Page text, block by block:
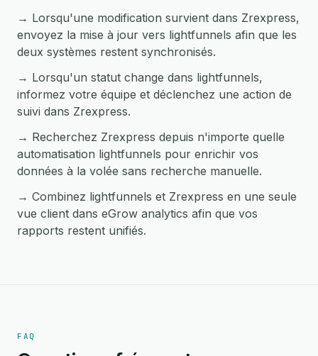
→ Lorsqu'une modification survient dans Zrexpress,
envoyez la mise à jour vers lightfunnels afin que les
deux systèmes restent synchronisés.
→ Lorsqu'un statut change dans lightfunnels,
informez votre équipe et déclenchez une action de
suivi dans Zrexpress.
→ Recherchez Zrexpress depuis n'importe quelle
automatisation lightfunnels pour enrichir vos
données à la volée sans recherche manuelle.
→ Combinez lightfunnels et Zrexpress en une seule
vue client dans eGrow analytics afin que vos
rapports restent unifiés.
FAQ